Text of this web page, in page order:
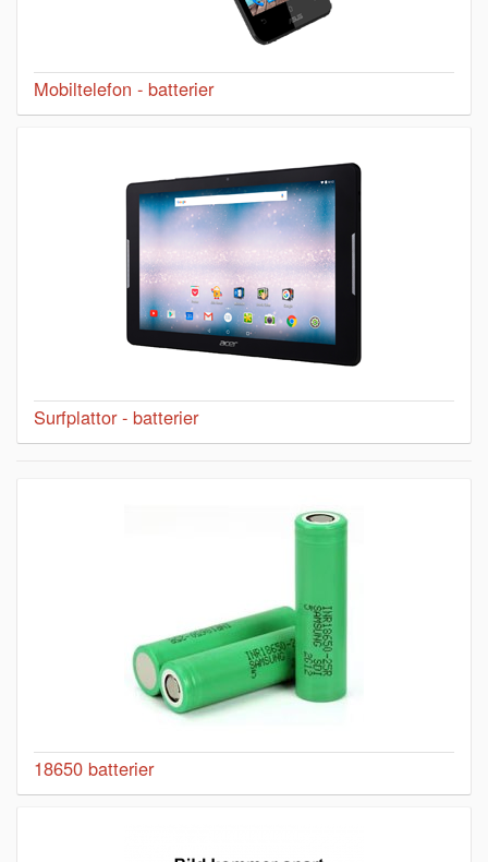
Mobiltelefon - batterier
Surfplattor - batterier
18650 batterier